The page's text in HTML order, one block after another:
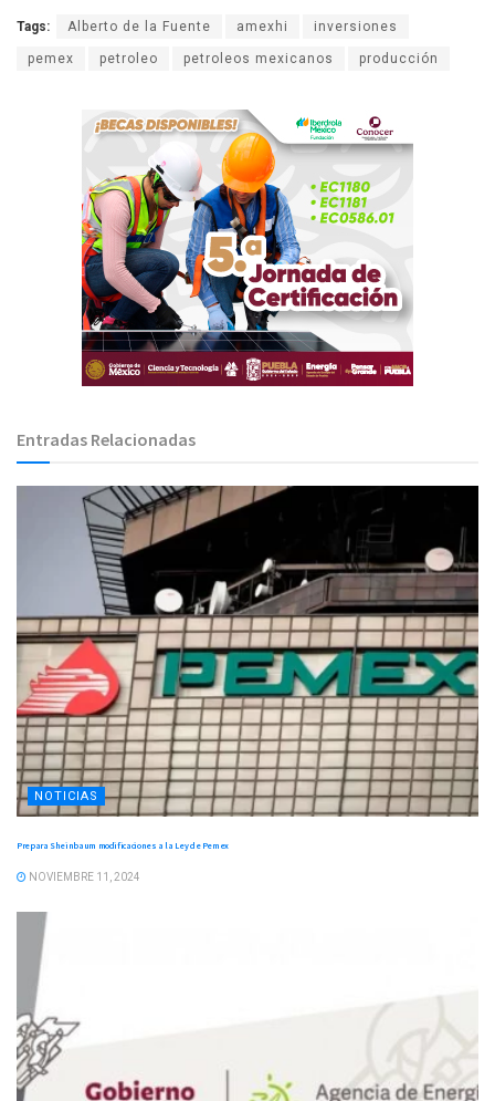
Tags: Alberto de la Fuente amexhi inversiones
pemex petroleo petroleos mexicanos producción
Entradas Relacionadas
NOTICIAS
Prepara Sheinbaum modificaciones a la Ley de Pemex
NOVIEMBRE 11, 2024